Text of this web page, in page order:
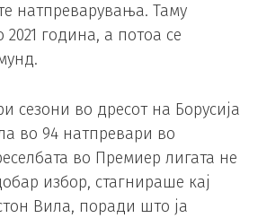
натпреварувања. Таму
2021 година, а потоа се
сезони во дресот на Борусија
во 94 натпревари во
во Премиер лигата не
избор, стагнираше кај
Вила, поради што ја